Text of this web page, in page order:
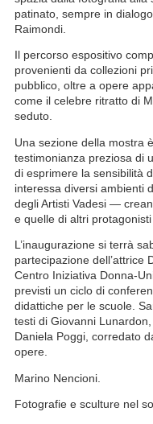
patinato, sempre in
Raimondi.
Il percorso espositivo
provenienti da collezioni
pubblico, oltre a opere
come il celebre ritratto di
seduto.
Una sezione della mostra
testimonianza preziosa di
di esprimere la sensibilità
interessa diversi ambienti
degli Artisti Vadesi —
e quelle di altri
L’inaugurazione si terrà
partecipazione dell’attrice
Centro Iniziativa Donna-
previsti un ciclo di
didattiche per le scuole.
testi di Giovanni
Daniela Poggi, corredato
opere.
Marino Nencioni.
Fotografie e sculture nel